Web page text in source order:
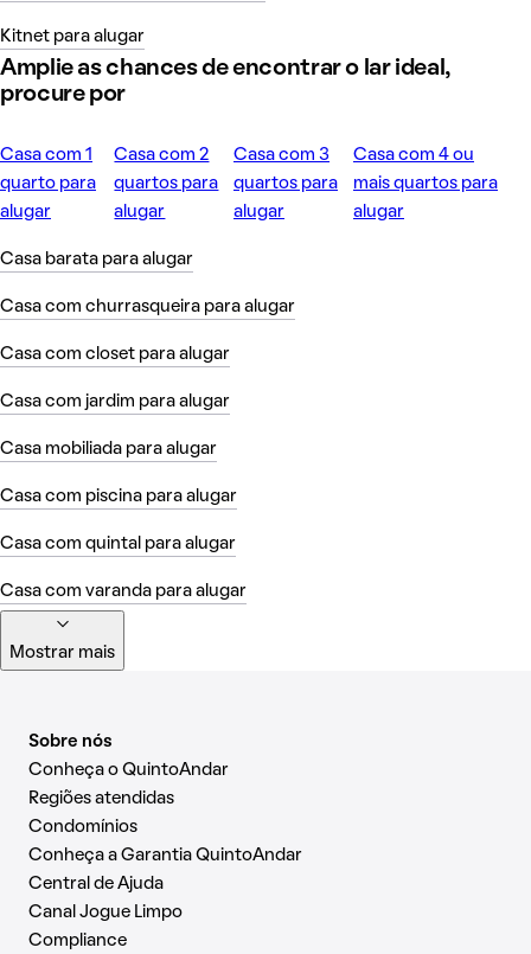
Kitnet para alugar
Amplie as chances de encontrar o lar ideal,
procure por
Casa com 1
quarto para
alugar
Casa com 2
quartos para
alugar
Casa com 3
quartos para
alugar
Casa com 4 ou
mais quartos para
alugar
Casa barata para alugar
Casa com churrasqueira para alugar
Casa com closet para alugar
Casa com jardim para alugar
Casa mobiliada para alugar
Casa com piscina para alugar
Casa com quintal para alugar
Casa com varanda para alugar
Mostrar mais
Sobre nós
Conheça o QuintoAndar
Regiões atendidas
Condomínios
Conheça a Garantia QuintoAndar
Central de Ajuda
Canal Jogue Limpo
Compliance